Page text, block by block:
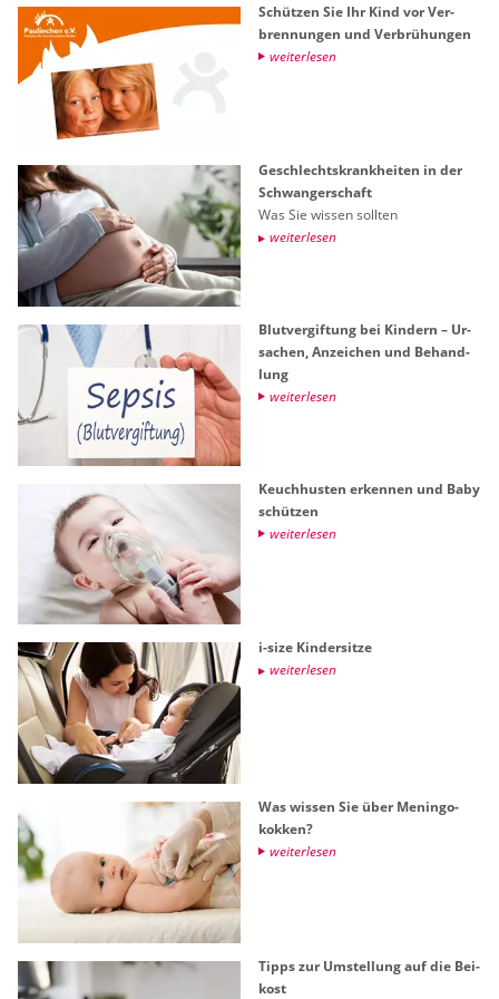
Schüt­zen Sie Ihr Kind vor Ver­
bren­nun­gen und Ver­brü­hun­gen
wei­ter­le­sen
Ge­schlechts­krank­hei­ten in der
Schwan­ger­schaft
Was Sie wis­sen soll­ten
wei­ter­le­sen
Blut­ver­gif­tung bei Kin­dern – Ur­
sa­chen, An­zei­chen und Be­hand­
lung
wei­ter­le­sen
Keuch­hus­ten er­ken­nen und Baby
schüt­zen
wei­ter­le­sen
i-size Kin­der­sit­ze
wei­ter­le­sen
Was wis­sen Sie über Me­nin­go­
kok­ken?
wei­ter­le­sen
Tipps zur Um­stel­lung auf die Bei­
kost